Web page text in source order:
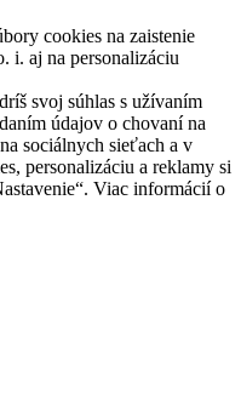
cookies na zaistenie
i. aj na personalizáciu
svoj súhlas s užívaním
údajov o chovaní na
sociálnych sieťach a v
personalizáciu a reklamy si
Viac informácií o